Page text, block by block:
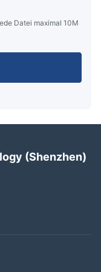
Datei maximal 10M
(Shenzhen)